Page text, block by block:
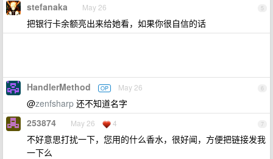
5
stefanaka May 26
把银行卡余额亮出来给她看，如果你很自信的话
6
HandlerMethod OP May 26
@zenfsharp 还不知道名字
7
253874 May 26 4
不好意思打扰一下，您用的什么香水，很好闻，方便把链接发我
一下么